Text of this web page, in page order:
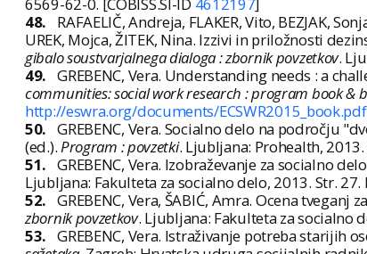
48.
RAFAELIČ, Andreja, FLAKER, Vito, BEZJAK,
UREK, Mojca, ŽITEK, Nina. Izzivi in priložnosti
gibalo soustvarjalnega dialoga : zbornik povzetkov.
49. GREBENC, Vera. Understanding needs : a
communities: social work research : program book &
http://eswra.org/documents/ECSWR2015_book.pdf
50. GREBENC, Vera. Socialno delo na področju
(ed.).Program : povzetki. Ljubljana: Prohealth,
51. GREBENC, Vera. Izobraževanje za socialno
Ljubljana: Fakulteta za socialno delo, 2013. Str. 27.
52. GREBENC, Vera, ŠABIĆ, Amra. Ocena
zbornik povzetkov. Ljubljana: Fakulteta za socialno
53. GREBENC, Vera. Istraživanje potreba starijih